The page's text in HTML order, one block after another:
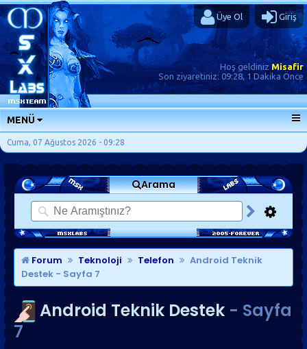
Üye Ol Giriş
Hoş geldinizMisafir
Son ziyaretiniz: 09:28, 1 Dakika Önce
MENÜ
ANA SAYFA
FORUMLAR
SORU-CEVAP
GÜNLÜKLER
SON MESAJLAR
KISAYOLLAR
Cuma, 07 Ağustos 2026 - 09:28
Arama
Forum Teknoloji Telefon
Android Teknik
Destek - Sayfa 7
Android Teknik Destek - Sayfa
7